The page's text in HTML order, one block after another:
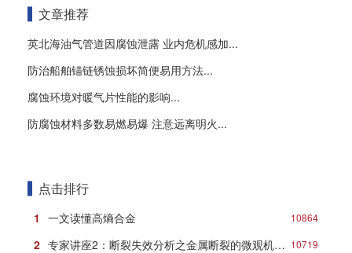
文章推荐
英北海油气管道因腐蚀泄露 业内危机感加...
防治船舶锚链锈蚀损坏简便易用方法...
腐蚀环境对暖气片性能的影响...
防腐蚀材料多数易燃易爆 注意远离明火...
点击排行
10864
1 一文读懂高熵合金
10719
2 专家讲座2：断裂失效分析之金属断裂的微观机理与典型形貌